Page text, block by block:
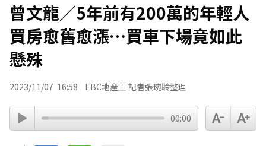
曾文龍／5年前有200萬的年輕人
買房愈舊愈漲…買車下場竟如此
懸殊
2023/11/07 16:58 EBC地產王 記者張琬聆整理
00:00